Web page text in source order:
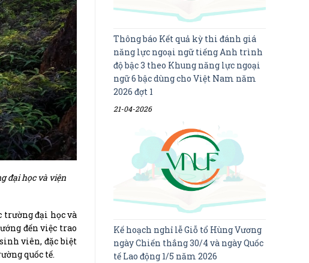
đại học và viện
đại học và
đến việc trao
viên, đặc biệt
quốc tế.
Thông báo Kết quả kỳ thi đánh giá
năng lực ngoại ngữ tiếng Anh trình
độ bậc 3 theo Khung năng lực ngoại
ngữ 6 bậc dùng cho Việt Nam năm
2026 đợt 1
21-04-2026
Kế hoạch nghỉ lễ Giỗ tổ Hùng Vương
ngày Chiến thắng 30/4 và ngày Quốc
tế Lao động 1/5 năm 2026